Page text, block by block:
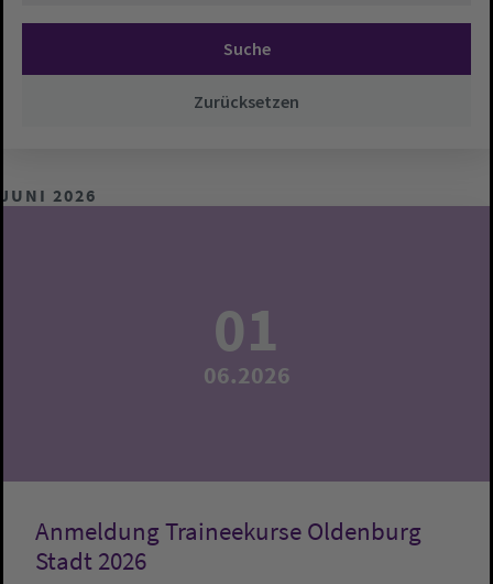
Suche
Zurücksetzen
JUNI 2026
01
06.2026
Anmeldung Traineekurse Oldenburg
Stadt 2026